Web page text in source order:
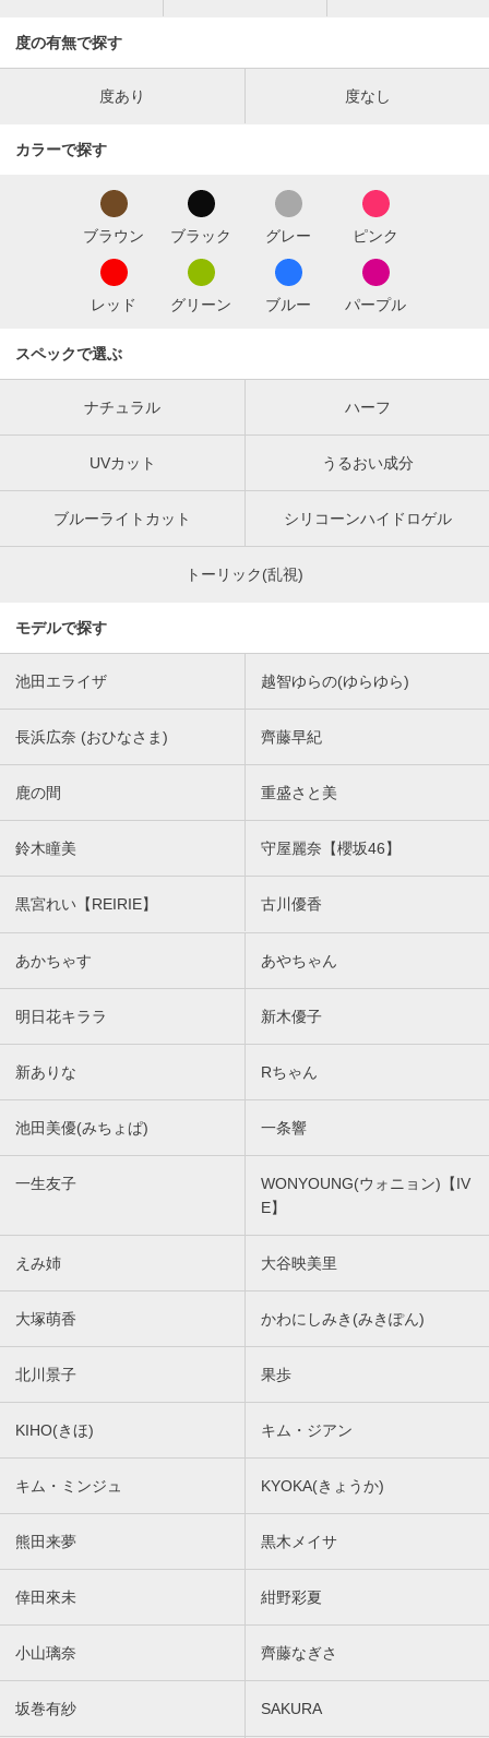
度の有無で探す
度あり 度なし
カラーで探す
ブラウン ブラック グレー ピンク
レッド グリーン ブルー パープル
スペックで選ぶ
ナチュラル ハーフ
UVカット うるおい成分
ブルーライトカット シリコーンハイドロゲル
トーリック(乱視)
モデルで探す
池田エライザ 越智ゆらの(ゆらゆら)
長浜広奈 (おひなさま) 齊藤早紀
鹿の間 重盛さと美
鈴木瞳美 守屋麗奈【櫻坂46】
黒宮れい【REIRIE】 古川優香
あかちゃす あやちゃん
明日花キララ 新木優子
新ありな Rちゃん
池田美優(みちょぱ) 一条響
一生友子
WONYOUNG(ウォニョン)【IV
E】
えみ姉 大谷映美里
大塚萌香 かわにしみき(みきぽん)
北川景子 果歩
KIHO(きほ) キム・ジアン
キム・ミンジュ KYOKA(きょうか)
熊田来夢 黒木メイサ
倖田來未 紺野彩夏
小山璃奈 齊藤なぎさ
坂巻有紗 SAKURA